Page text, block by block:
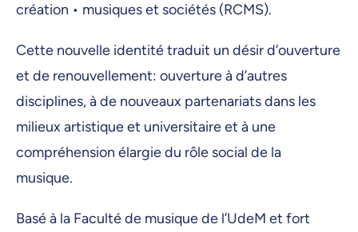
création • musiques et sociétés (RCMS).
Cette nouvelle identité traduit un désir d’ouverture
et de renouvellement: ouverture à d’autres
disciplines, à de nouveaux partenariats dans les
milieux artistique et universitaire et à une
compréhension élargie du rôle social de la
musique.
Basé à la Faculté de musique de l’UdeM et fort